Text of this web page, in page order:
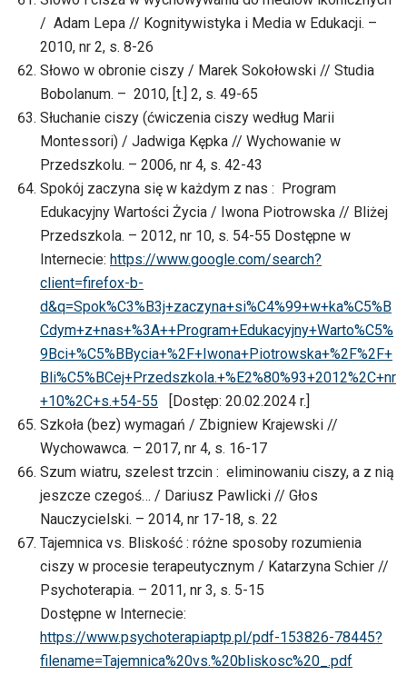
/ Adam Lepa // Kognitywistyka i Media w Edukacji. –
2010, nr 2, s. 8-26
Słowo w obronie ciszy / Marek Sokołowski // Studia
Bobolanum. – 2010, [t.] 2, s. 49-65
Słuchanie ciszy (ćwiczenia ciszy według Marii
Montessori) / Jadwiga Kępka // Wychowanie w
Przedszkolu. – 2006, nr 4, s. 42-43
Spokój zaczyna się w każdym z nas : Program
Edukacyjny Wartości Życia / Iwona Piotrowska // Bliżej
Przedszkola. – 2012, nr 10, s. 54-55 Dostępne w
Internecie: https://www.google.com/search?
client=firefox-b-
d&q=Spok%C3%B3j+zaczyna+si%C4%99+w+ka%C5%B
Cdym+z+nas+%3A++Program+Edukacyjny+Warto%C5%
9Bci+%C5%BBycia+%2F+Iwona+Piotrowska+%2F%2F+
Bli%C5%BCej+Przedszkola.+%E2%80%93+2012%2C+nr
+10%2C+s.+54-55 [Dostęp: 20.02.2024 r.]
Szkoła (bez) wymagań / Zbigniew Krajewski //
Wychowawca. – 2017, nr 4, s. 16-17
Szum wiatru, szelest trzcin : eliminowaniu ciszy, a z nią
jeszcze czegoś… / Dariusz Pawlicki // Głos
Nauczycielski. – 2014, nr 17-18, s. 22
Tajemnica vs. Bliskość : różne sposoby rozumienia
ciszy w procesie terapeutycznym / Katarzyna Schier //
Psychoterapia. – 2011, nr 3, s. 5-15
Dostępne w Internecie:
https://www.psychoterapiaptp.pl/pdf-153826-78445?
filename=Tajemnica%20vs.%20bliskosc%20_.pdf